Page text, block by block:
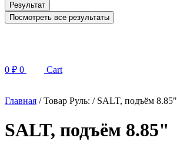
Результат
Посмотреть все результаты
0 ₽ 0 Cart
Главная / Товар Руль: / SALT, подъём 8.85"
SALT, подъём 8.85"